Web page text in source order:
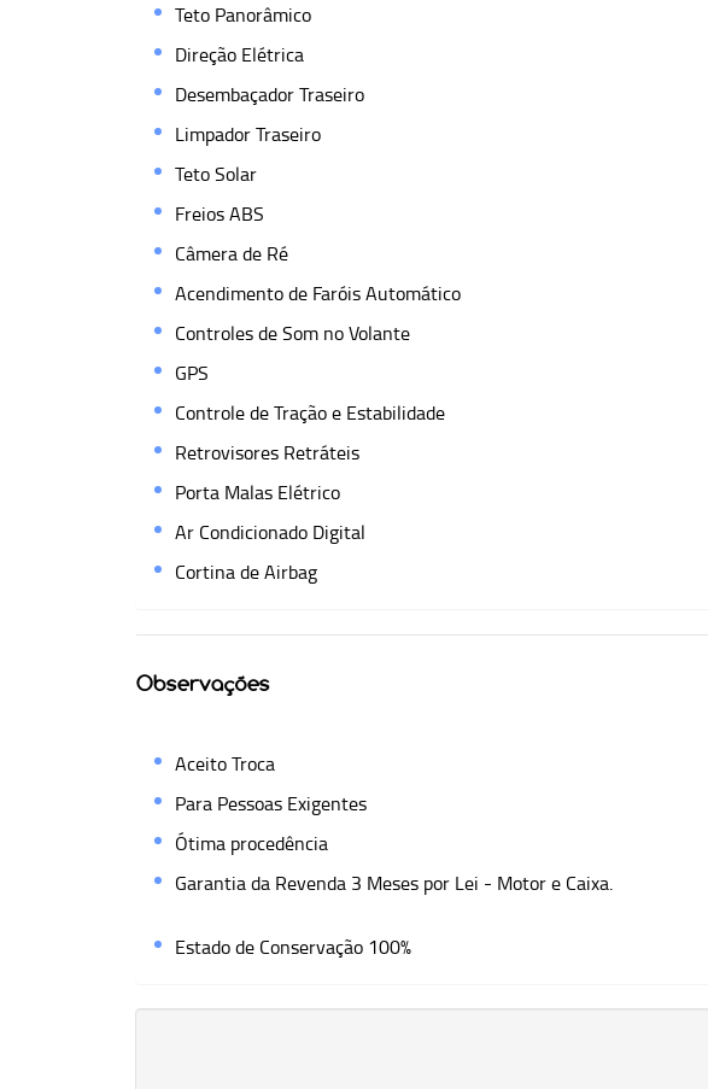
Teto Panorâmico
Direção Elétrica
Desembaçador Traseiro
Limpador Traseiro
Teto Solar
Freios ABS
Câmera de Ré
Acendimento de Faróis Automático
Controles de Som no Volante
GPS
Controle de Tração e Estabilidade
Retrovisores Retráteis
Porta Malas Elétrico
Ar Condicionado Digital
Cortina de Airbag
Observações
Aceito Troca
Para Pessoas Exigentes
Ótima procedência
Garantia da Revenda 3 Meses por Lei - Motor e Caixa.
Estado de Conservação 100%